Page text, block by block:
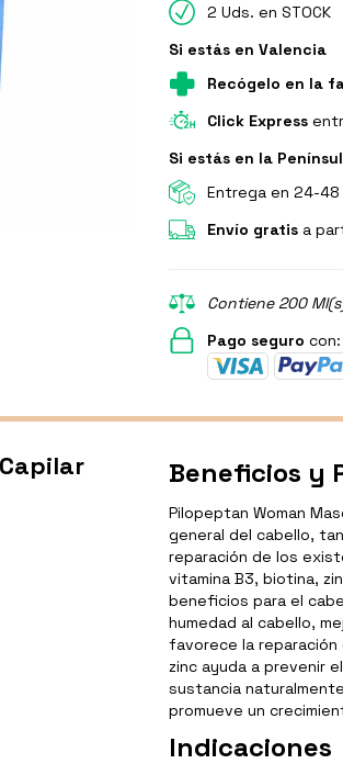
2 Uds. en STOCK
Si estás en Valencia
Recógelo en la
Click Express
Si estás en la
Entrega en 24-48
Envío gratis a
Contiene 200
Pago seguro con:
Beneficios y
Pilopeptan Woman
general del cabello,
reparación de los
vitamina B3, biotina,
beneficios para el
humedad al cabello,
favorece la reparación
zinc ayuda a prevenir
sustancia
promueve un
Indicaciones